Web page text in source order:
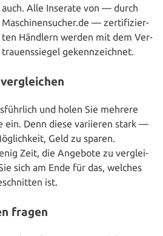
auch. Alle Inserate von — durch
Maschinensucher.de — zer­ti­fi­zier­
ten Händlern werden mit dem Ver­
trau­ens­sie­gel gekennzeichnet.
und holen Sie mehrere
ein. Denn diese variieren stark —
Geld zu sparen.
Zeit, die Angebote zu ver­glei­
sich am Ende für das, welches
ist.
fragen